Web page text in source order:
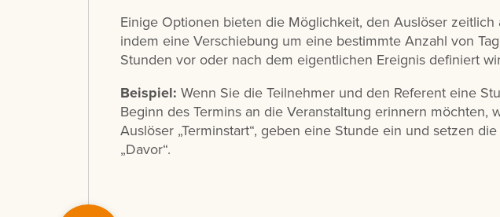
Einige Optionen bieten die Möglichkeit, den Auslöser zeitlich
indem eine Verschiebung um eine bestimmte Anzahl von
Stunden vor oder nach dem eigentlichen Ereignis definiert
Beispiel: Wenn Sie die Teilnehmer und den Referent eine
Beginn des Termins an die Veranstaltung erinnern möchten,
Auslöser „Terminstart“, geben eine Stunde ein und setzen
„Davor“.